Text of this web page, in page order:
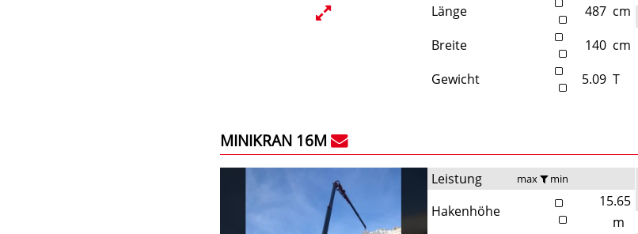
Länge
487 cm
Breite
140 cm
Gewicht
5.09 T
MINIKRAN 16M
Leistung max min
Hakenhöhe
15.65
m